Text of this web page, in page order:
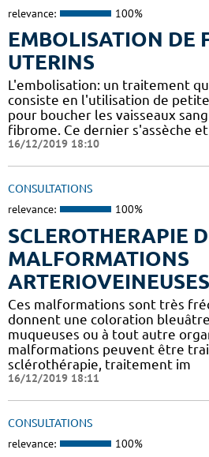
relevance: 100%
EMBOLISATION DE
UTERINS
L'embolisation: un traitement
consiste en l'utilisation de
pour boucher les vaisseaux
fibrome. Ce dernier s'assèche et
16/12/2019 18:10
CONSULTATIONS
relevance: 100%
SCLEROTHERAPIE
MALFORMATIONS
ARTERIOVEINEUSES
Ces malformations sont très
donnent une coloration
muqueuses ou à tout autre
malformations peuvent être
sclérothérapie, traitement im
16/12/2019 18:11
CONSULTATIONS
relevance: 100%